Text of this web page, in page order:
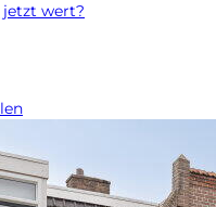
jetzt wert?